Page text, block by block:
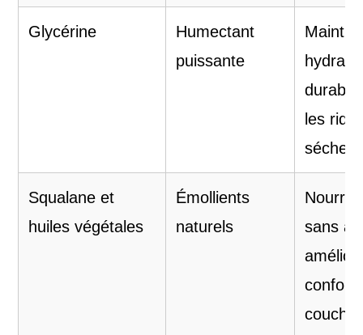
Glycérine
Humectant
puissante
les
Squalane et
huiles végétales
Émollients
naturels
sans
confort
coucher